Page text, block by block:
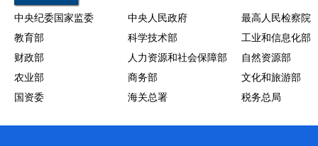
中央纪委国家监委 中央人民政府
最高人民检察院
教育部
科学技术部
工业和信息化部
财政部
人力资源和社会保障部
自然资源部
农业部
商务部
文化和旅游部
国资委
海关总署 税务总局